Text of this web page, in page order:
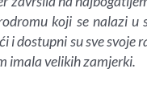
koji se nalazi u
dostupni su sve svoje
imala velikih zamjerki.